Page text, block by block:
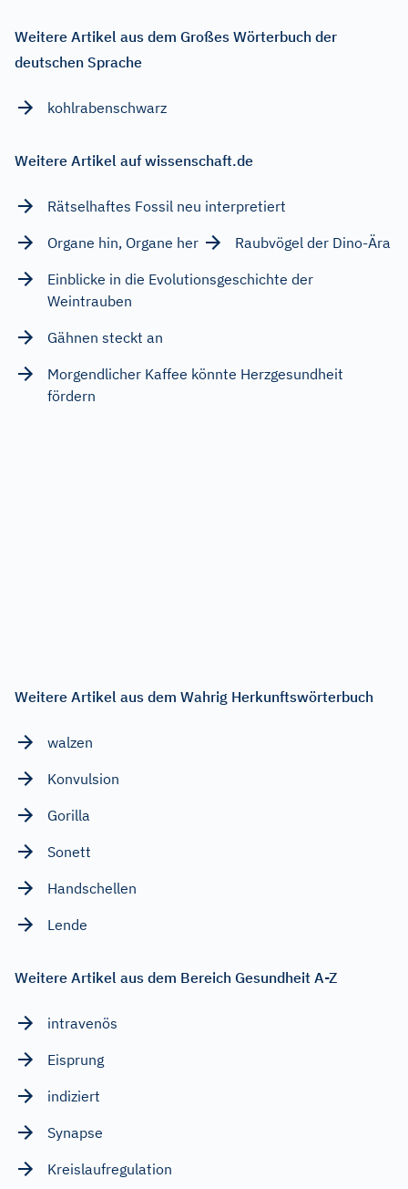
Weitere Artikel aus dem Großes Wörterbuch der
deutschen Sprache
kohlrabenschwarz
Weitere Artikel auf wissenschaft.de
Rätselhaftes Fossil neu interpretiert
Organe hin, Organe her
Raubvögel der Dino-Ära
Einblicke in die Evolutionsgeschichte der
Weintrauben
Gähnen steckt an
Morgendlicher Kaffee könnte Herzgesundheit
fördern
Weitere Artikel aus dem Wahrig Herkunftswörterbuch
walzen
Konvulsion
Gorilla
Sonett
Handschellen
Lende
Weitere Artikel aus dem Bereich Gesundheit A-Z
intravenös
Eisprung
indiziert
Synapse
Kreislaufregulation